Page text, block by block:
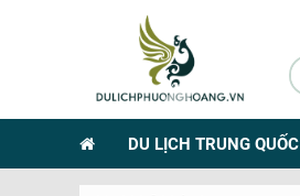
DU LỊCH TRUNG QUỐC